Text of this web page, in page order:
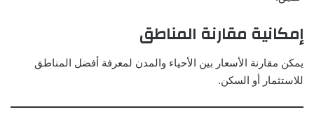
إمكانية مقارنة المناطق
يمكن مقارنة الأسعار بين الأحياء والمدن لمعرفة أفضل المناطق
للاستثمار أو السكن.